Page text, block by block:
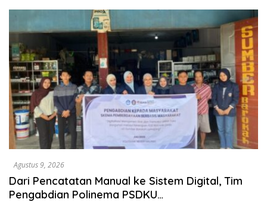
Agustus 9, 2026
Dari Pencatatan Manual ke Sistem Digital, Tim
Pengabdian Polinema PSDKU